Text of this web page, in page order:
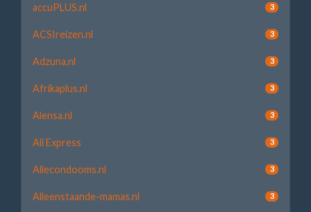
accuPLUS.nl 3
ACSIreizen.nl 3
Adzuna.nl 3
Afrikaplus.nl 3
Alensa.nl 3
Ali Express 3
Allecondooms.nl 3
Alleenstaande-mamas.nl 3